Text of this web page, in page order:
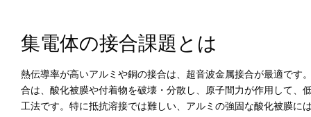
集電体の接合課題とは
熱伝導率が高いアルミや銅の接合は、超音波金属接合が最適です
合は、酸化被膜や付着物を破壊・分散し、原子間力が作用して、
工法です。特に抵抗溶接では難しい、アルミの強固な酸化被膜に